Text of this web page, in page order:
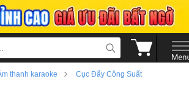
thanh karaoke › Cục Đẩy Công Suất